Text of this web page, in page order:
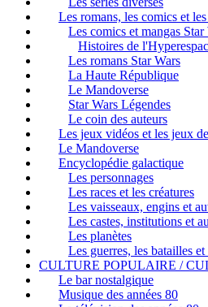
Les romans, les comics et
Les comics et mangas Star
Histoires de
Les romans Star Wars
La Haute République
Le Mandoverse
Star Wars Légendes
Le coin des auteurs
Les jeux vidéos et les jeux
Le Mandoverse
Encyclopédie galactique
Les personnages
Les races et les créatures
Les vaisseaux, engins et
Les castes, institutions et
Les planètes
Les guerres, les batailles
CULTURE POPULAIRE /
Le bar nostalgique
Musique des années 80